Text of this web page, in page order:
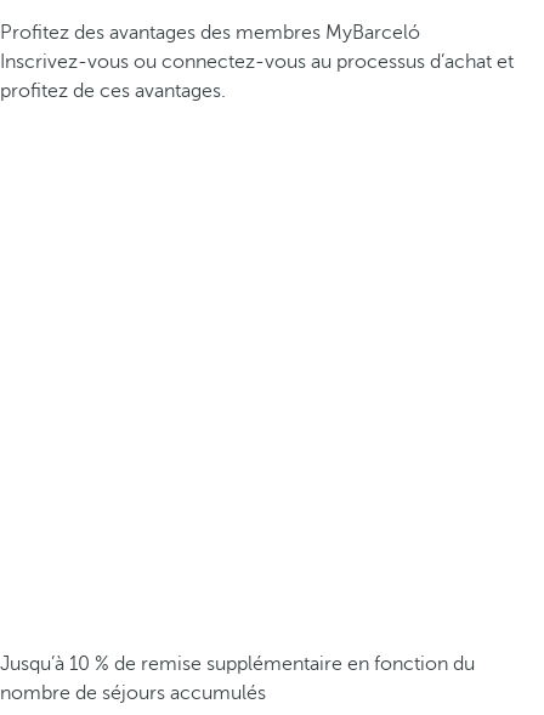
Profitez des avantages des membres MyBarceló
Inscrivez-vous ou connectez-vous au processus d’achat et
profitez de ces avantages.
Jusqu’à 10 % de remise supplémentaire en fonction du
nombre de séjours accumulés